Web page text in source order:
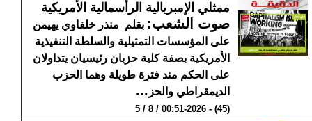
ممثلي الإمبريالية الرأسمالية الأمريكية
صوت الشعب: بقلم منذر خلفاوي يهيمن
على المؤسسات التمثيلية والسلطة التنفيذية
الأمريكية بصفة كلية حزبان رئيسيان يتداولان
على الحكم مند فترة طويلة وهما الحزب
الديمقراطي والحز ...
(45) - 00:51-2026 / 8 / 5